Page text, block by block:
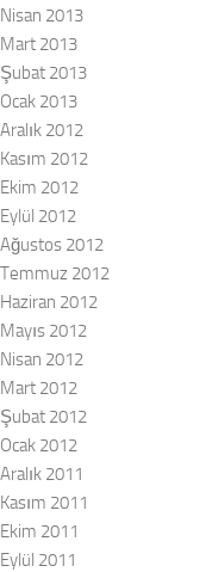
Nisan 2013
Mart 2013
Şubat 2013
Ocak 2013
Aralık 2012
Kasım 2012
Ekim 2012
Eylül 2012
Ağustos 2012
Temmuz 2012
Haziran 2012
Mayıs 2012
Nisan 2012
Mart 2012
Şubat 2012
Ocak 2012
Aralık 2011
Kasım 2011
Ekim 2011
Eylül 2011